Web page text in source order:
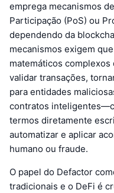
emprega mecanismos
Participação (PoS) ou
dependendo da
mecanismos exigem
matemáticos
validar transações,
para entidades
contratos
termos diretamente
automatizar e aplicar
humano ou fraude.
O papel do Defactor
tradicionais e o DeFi é